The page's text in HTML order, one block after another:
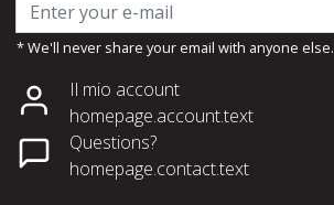
* We'll never share your email with anyone else.
Il mio account
homepage.account.text
Questions?
homepage.contact.text